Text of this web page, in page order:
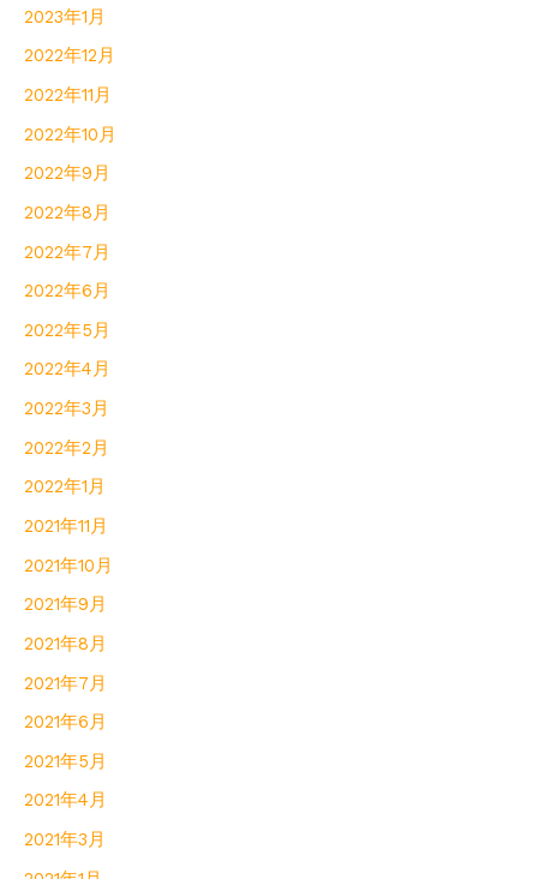
2023年1月
2022年12月
2022年11月
2022年10月
2022年9月
2022年8月
2022年7月
2022年6月
2022年5月
2022年4月
2022年3月
2022年2月
2022年1月
2021年11月
2021年10月
2021年9月
2021年8月
2021年7月
2021年6月
2021年5月
2021年4月
2021年3月